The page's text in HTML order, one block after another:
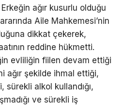
ağır kusurlu olduğu
Aile Mahkemesi’nin
dikkat çekerek,
reddine hükmetti.
evliliğin fiilen devam ettiği
ağır şekilde ihmal ettiği,
alkol kullandığı,
ve sürekli iş